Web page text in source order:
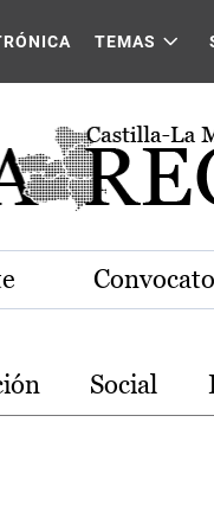
Mancha
TEMAS
Social